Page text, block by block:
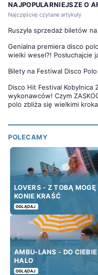
NAJPOPULARNIEJSZE O
Najczęściej czytane artykuły
Ruszyła sprzedaż biletów
Genialna premiera disco
wielki wesel?! Posłuchajcie
Bilety na Festiwal Disco
Disco Hit Festival Kobylnica
wykonawców! Czym
polo zbliża się wielkimi
POLECAMY
LOVERS - Z TOBĄ MOGĘ
KONIE KRAŚĆ
OGLĄDAJ
AMBU-LANS - DO CIEBIE
HALO
OGLĄDAJ